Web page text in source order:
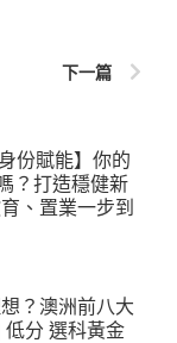
下一篇
份賦能】你的
？打造穩健新
、置業一步到
？澳洲前八大
分 選科黃金